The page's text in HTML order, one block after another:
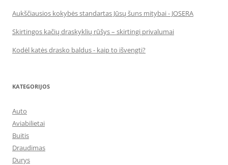
Aukščiausios kokybės standartas Jūsų šuns mitybai - JOSERA
Skirtingos kačių draskyklių rūšys – skirtingi privalumai
Kodėl katės drasko baldus - kaip to išvengti?
KATEGORIJOS
Auto
Aviabilietai
Buitis
Draudimas
Durys